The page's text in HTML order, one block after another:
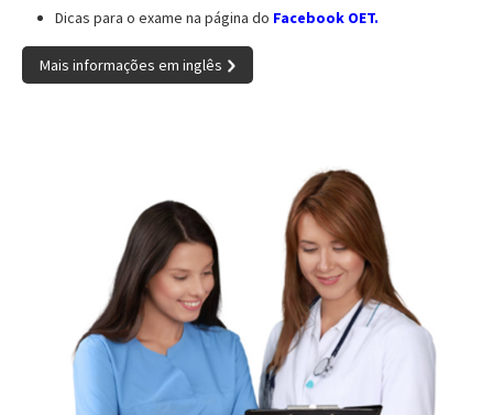
Dicas para o exame na página do Facebook OET.
Mais informações em inglês